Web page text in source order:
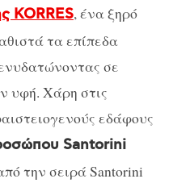
KORRES, ένα ξηρό
τα επίπεδα
σε
υφή. Χάρη στις
εδάφους
Santorini
την σειρά Santorini